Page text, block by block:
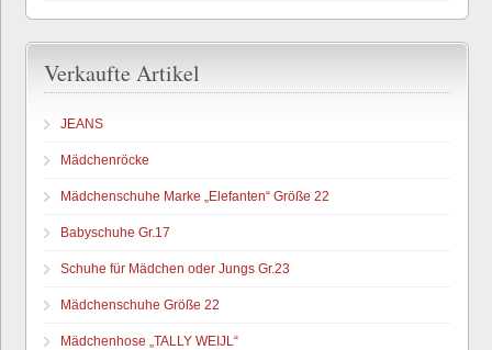
Verkaufte Artikel
JEANS
Mädchenröcke
Mädchenschuhe Marke „Elefanten“ Größe 22
Babyschuhe Gr.17
Schuhe für Mädchen oder Jungs Gr.23
Mädchenschuhe Größe 22
Mädchenhose „TALLY WEIJL“